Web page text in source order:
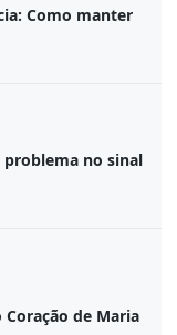
Como manter
problema no sinal
de Maria